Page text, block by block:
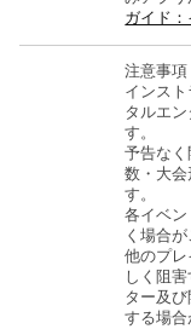
ガイド
注意事項
インス
タルエ
す。
予告な
数・大
す。
各イベ
く場合が
他のプ
しく阻
ター及
する場合